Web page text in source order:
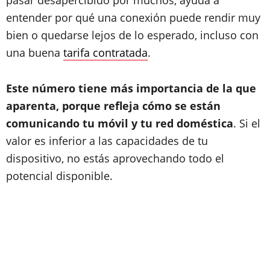
entender por qué una conexión puede rendir muy
bien o quedarse lejos de lo esperado, incluso con
una buena tarifa contratada.
Este número tiene más importancia de la que
aparenta, porque refleja cómo se están
comunicando tu móvil y tu red doméstica. Si el
valor es inferior a las capacidades de tu
dispositivo, no estás aprovechando todo el
potencial disponible.